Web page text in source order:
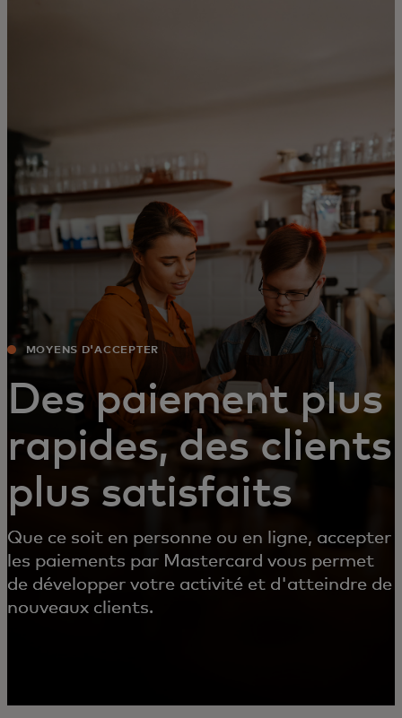
Pour le monde
Pour les innovateurs
Actualités et tendances
MOYENS D'ACCEPTER
Des paiement plus
rapides, des clients
plus satisfaits
Que ce soit en personne ou en ligne, accepter
les paiements par Mastercard vous permet
de développer votre activité et d'atteindre de
nouveaux clients.